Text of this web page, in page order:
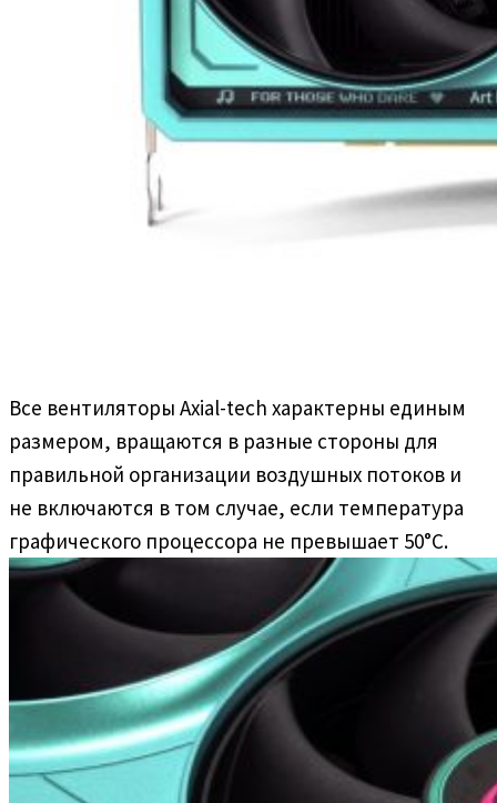
Все вентиляторы Axial-tech характерны единым
размером, вращаются в разные стороны для
правильной организации воздушных потоков и
не включаются в том случае, если температура
графического процессора не превышает 50°С.